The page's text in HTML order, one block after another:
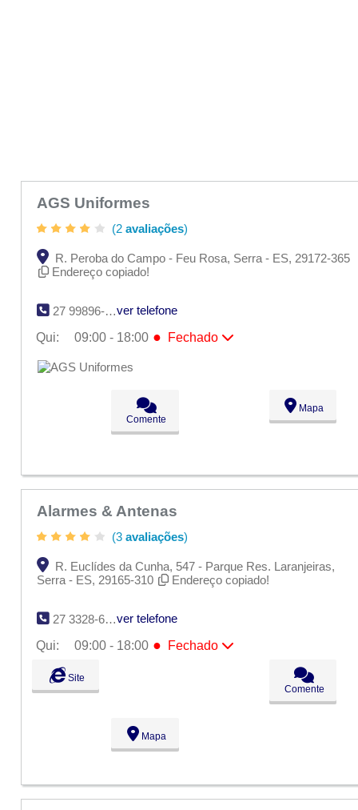
AGS Uniformes
(2 avaliações)
R. Peroba do Campo - Feu Rosa, Serra - ES, 29172-365
Endereço copiado!
27 99896-3656
ver telefone
Qui:
09:00 - 18:00 ● Fechado
Seg:
Ter:
09:00 - 18:00
09:00 - 18:00
09:00 - 18:00
Fechado
Comente
Mapa
Alarmes & Antenas
(3 avaliações)
R. Euclídes da Cunha, 547 - Parque Res. Laranjeiras,
Serra - ES, 29165-310
Endereço copiado!
27 3328-6935
ver telefone
Qui:
09:00 - 18:00 ● Fechado
Seg:
Ter:
Qua:
09:00 - 18:00
09:00 - 18:00
Fechado
Fechado
Site
Comente
Mapa